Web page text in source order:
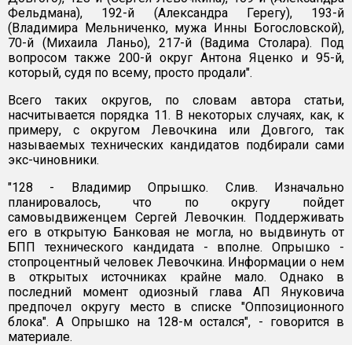
Фельдмана), 192-й (Александра Герегу), 193-й
(Владимира Мельниченко, мужа Инны Богословской),
70-й (Михаила Ланьо), 217-й (Вадима Столара). Под
вопросом также 200-й округ Антона Яценко и 95-й,
который, судя по всему, просто продали".
Всего таких округов, по словам автора статьи,
насчитывается порядка 11. В некоторых случаях, как, к
примеру, с округом Левочкина или Довгого, так
называемых технических кандидатов подбирали сами
экс-чиновники.
"128 - Владимир Опрышко. Слив. Изначально
планировалось, что по округу пойдет
самовыдвиженцем Сергей Левочкин. Поддерживать
его в открытую Банковая не могла, но выдвинуть от
БПП технического кандидата - вполне. Опрышко -
стопроцентный человек Левочкина. Информации о нем
в открытых источниках крайне мало. Однако в
последний момент одиозный глава АП Януковича
предпочел округу место в списке "Оппозиционного
блока". А Опрышко на 128-м остался", - говорится в
материале.